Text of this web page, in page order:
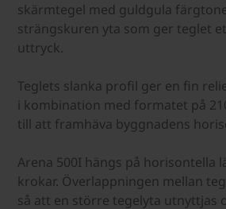
skärmtegel med guldgula
strängskuren yta som ger teglet
uttryck.
Teglets slanka profil ger en fin
i kombination med formatet på
till att framhäva byggnadens
Arena 500I hängs på horisontella
krokar. Överlappningen mellan
så att en större tegelyta utnyttjas